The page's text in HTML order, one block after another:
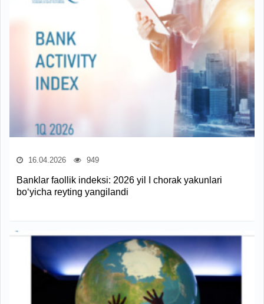
16.04.2026 949
Banklar faollik indeksi: 2026 yil I chorak yakunlari
bo‘yicha reyting yangilandi